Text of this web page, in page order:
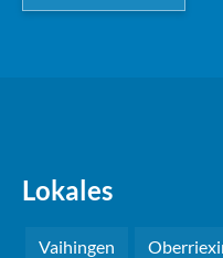
Lokales
Vaihingen